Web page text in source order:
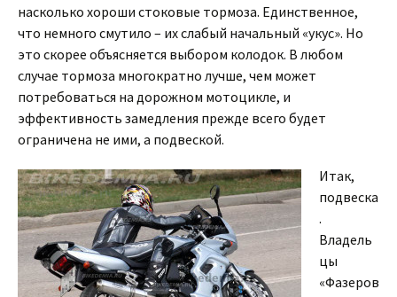
насколько хороши стоковые тормоза. Единственное,
что немного смутило – их слабый начальный «укус». Но
это скорее объясняется выбором колодок. В любом
случае тормоза многократно лучше, чем может
потребоваться на дорожном мотоцикле, и
эффективность замедления прежде всего будет
ограничена не ими, а подвеской.
Итак,
подвеска
.
Владель
цы
«Фазеров